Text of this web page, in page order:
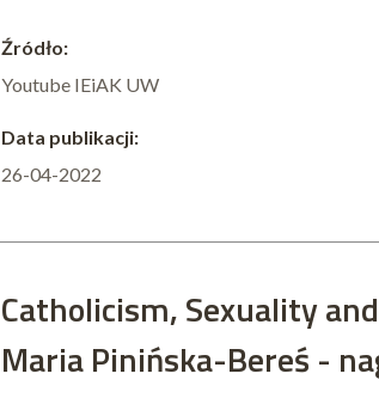
Źródło:
Youtube IEiAK UW
Data publikacji:
26-04-2022
Catholicism, Sexuality
Maria Pinińska-Bereś -